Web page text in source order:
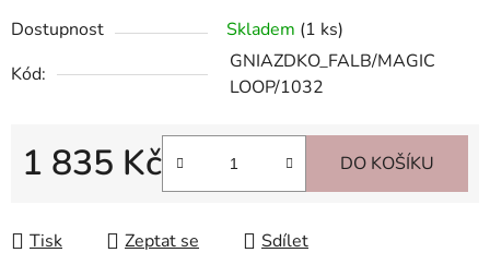
Dostupnost Skladem (1 ks)
Kód:
GNIAZDKO_FALB/MAGIC
LOOP/1032
1 835 Kč DO KOŠÍKU
Tisk Zeptat se Sdílet